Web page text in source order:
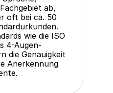
ab,
oft bei ca. 50
wie die ISO
4-Augen-
die Genauigkeit
Anerkennung